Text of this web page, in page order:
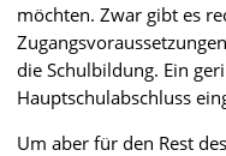
möchten. Zwar gibt es
die Schulbildung. Ein
Hauptschulabschluss
Um aber für den Rest